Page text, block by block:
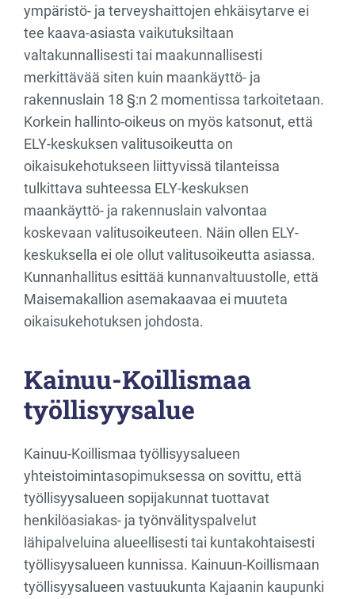
ympäristö- ja terveyshaittojen ehkäisytarve ei
tee kaava-asiasta vaikutuksiltaan
valtakunnallisesti tai maakunnallisesti
merkittävää siten kuin maankäyttö- ja
rakennuslain 18 §:n 2 momentissa tarkoitetaan.
Korkein hallinto-oikeus on myös katsonut, että
ELY-keskuksen valitusoikeutta on
oikaisukehotukseen liittyvissä tilanteissa
tulkittava suhteessa ELY-keskuksen
maankäyttö- ja rakennuslain valvontaa
koskevaan valitusoikeuteen. Näin ollen ELY-
keskuksella ei ole ollut valitusoikeutta asiassa.
Kunnanhallitus esittää kunnanvaltuustolle, että
Maisemakallion asemakaavaa ei muuteta
oikaisukehotuksen johdosta.
Kainuu-Koillismaa
työllisyysalue
Kainuu-Koillismaa työllisyysalueen
yhteistoimintasopimuksessa on sovittu, että
työllisyysalueen sopijakunnat tuottavat
henkilöasiakas- ja työnvälityspalvelut
lähipalveluina alueellisesti tai kuntakohtaisesti
työllisyysalueen kunnissa. Kainuun-Koillismaan
työllisyysalueen vastuukunta Kajaanin kaupunki